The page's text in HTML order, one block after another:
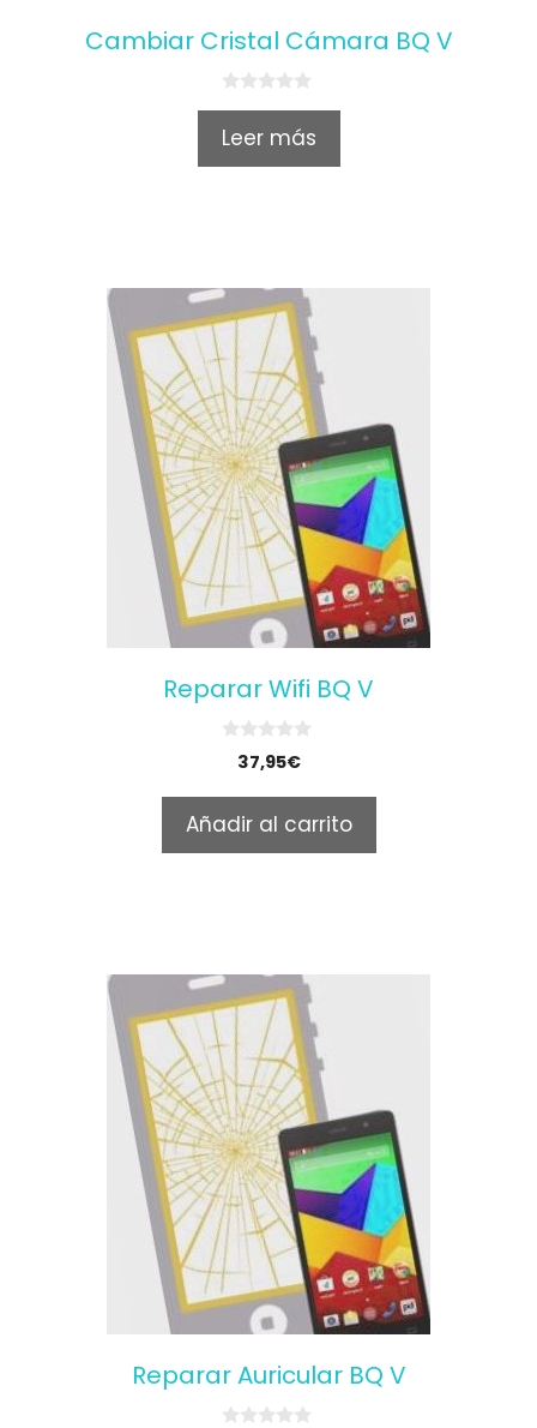
Cambiar Cristal Cámara BQ V
0
u
Leer más
Reparar Wifi BQ V
o
f
5
37,95€
Añadir al carrito
Reparar Auricular BQ V